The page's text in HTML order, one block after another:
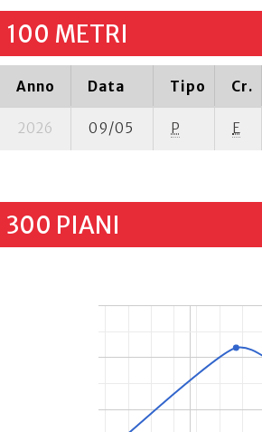
100 METRI
Anno Data Tipo Cr.
2026 09/05 P E
300 PIANI